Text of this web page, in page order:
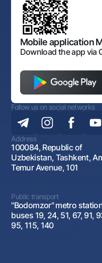
Sitemap
The procedure and
for Foreign Economic
Open data
Antimonopoly
Mobile application
Download the app via
Follow us on social networks
Address
100084, Republic of
Uzbekistan, Tashkent,
Temur Avenue, 101
Public transport
"Bodomzor" metro
buses 19, 24, 51, 67, 91,
95, 115, 140